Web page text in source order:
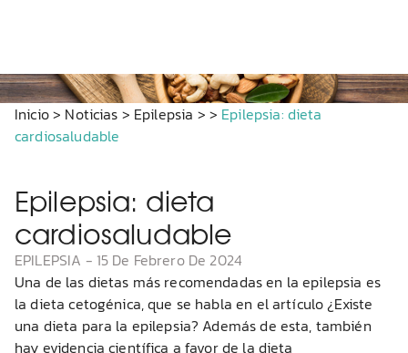
Inicio> Noticias > Epilepsia > > Epilepsia: dieta
cardiosaludable
Epilepsia: dieta
cardiosaludable
EPILEPSIA - 15 De Febrero De 2024
Una de las dietas más recomendadas en la epilepsia es
la dieta cetogénica, que se habla en el artículo ¿Existe
una dieta para la epilepsia? Además de esta, también
hay evidencia científica a favor de la dieta